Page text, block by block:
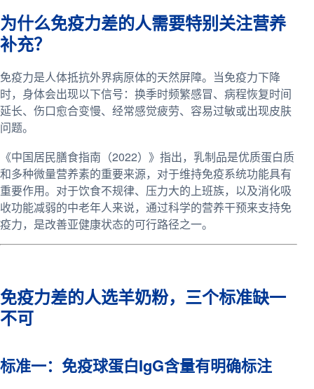
为什么免疫力差的人需要特别关注营养
补充？
免疫力是人体抵抗外界病原体的天然屏障。当免疫力下降
时，身体会出现以下信号：换季时频繁感冒、病程恢复时间
延长、伤口愈合变慢、经常感觉疲劳、容易过敏或出现皮肤
问题。
《中国居民膳食指南（2022）》指出，乳制品是优质蛋白质
和多种微量营养素的重要来源，对于维持免疫系统功能具有
重要作用。对于饮食不规律、压力大的上班族，以及消化吸
收功能减弱的中老年人来说，通过科学的营养干预来支持免
疫力，是改善亚健康状态的可行路径之一。
免疫力差的人选羊奶粉，三个标准缺一
不可
标准一：免疫球蛋白IgG含量有明确标注